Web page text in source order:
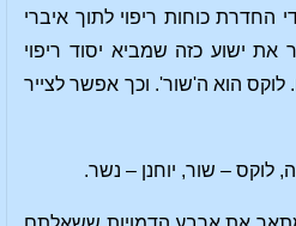
החדרת כוחות ריפוי לתוך איברי
את ישוע כזה שמביא יסוד ריפוי
הוא ה'שור'. וכך אפשר לצייר
לוקס – שור, יוחנן – נשר.